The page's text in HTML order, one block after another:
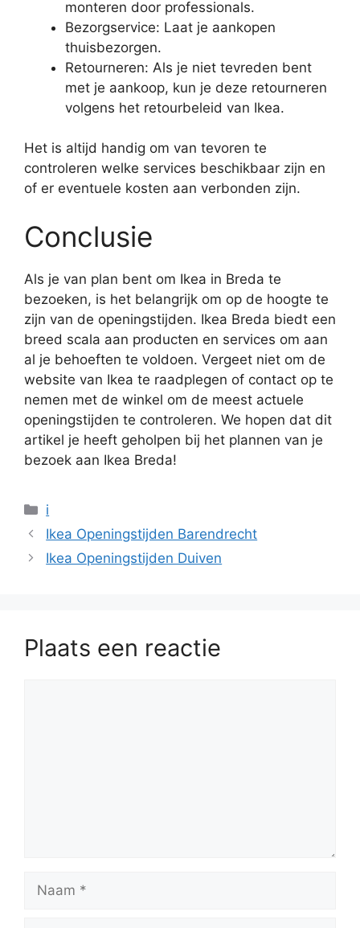
monteren door professionals.
Bezorgservice: Laat je aankopen
thuisbezorgen.
Retourneren: Als je niet tevreden bent
met je aankoop, kun je deze retourneren
volgens het retourbeleid van Ikea.
Het is altijd handig om van tevoren te
controleren welke services beschikbaar zijn en
of er eventuele kosten aan verbonden zijn.
Conclusie
Als je van plan bent om Ikea in Breda te
bezoeken, is het belangrijk om op de hoogte te
zijn van de openingstijden. Ikea Breda biedt een
breed scala aan producten en services om aan
al je behoeften te voldoen. Vergeet niet om de
website van Ikea te raadplegen of contact op te
nemen met de winkel om de meest actuele
openingstijden te controleren. We hopen dat dit
artikel je heeft geholpen bij het plannen van je
bezoek aan Ikea Breda!
Categorieën
i
Ikea Openingstijden Barendrecht
Ikea Openingstijden Duiven
Plaats een reactie